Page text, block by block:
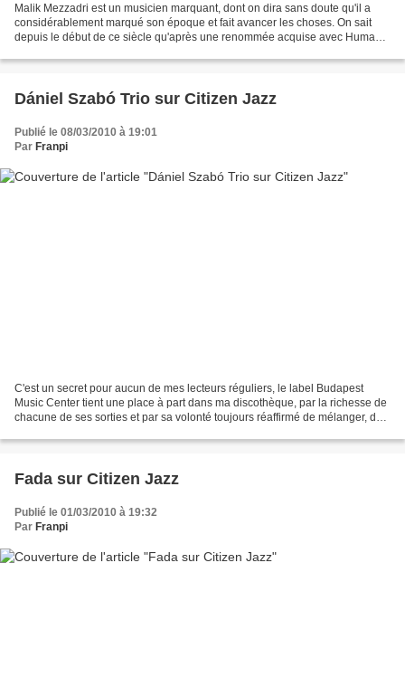
Malik Mezzadri est un musicien marquant, dont on dira sans doute qu'il a
considérablement marqué son époque et fait avancer les choses. On sait
depuis le début de ce siècle qu'après une renommée acquise avec Human
Dániel Szabó Trio sur Citizen Jazz
Publié le 08/03/2010 à 19:01
Par Franpi
C'est un secret pour aucun de mes lecteurs réguliers, le label Budapest
Music Center tient une place à part dans ma discothèque, par la richesse de
chacune de ses sorties et par sa volonté toujours réaffirmé de mélanger, de
Fada sur Citizen Jazz
Publié le 01/03/2010 à 19:32
Par Franpi